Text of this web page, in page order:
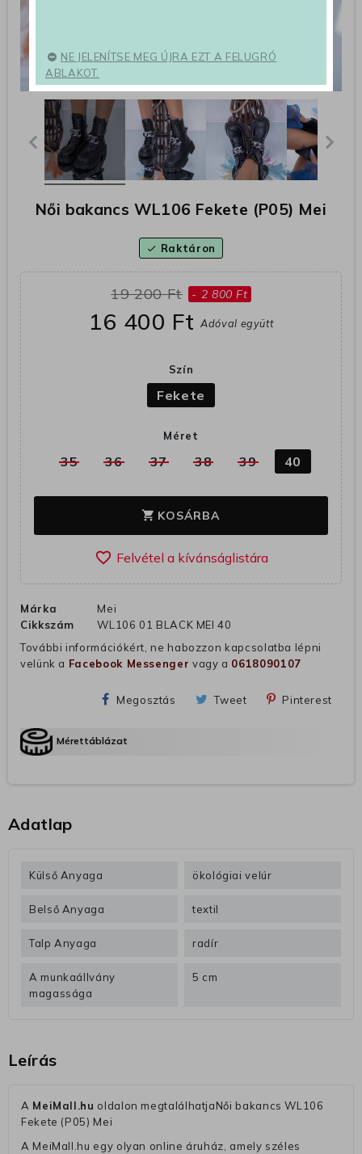
Női bakancs WL106 Fekete (P05) Mei
check Raktáron
19 200 Ft - 2 800 Ft
16 400 FtAdóval együtt
Szín
Fekete
Méret
35 36 37 38 39 40
shopping_cart KOSÁRBA
favorite_border
Márka
Mei
Cikkszám
WL106 01 BLACK MEI 40
További információkért, ne habozzon kapcsolatba lépni
velünk a Facebook Messenger vagy a 0618090107
Megosztás Tweet Pinterest
Mérettáblázat
Adatlap
Külső Anyaga ökológiai velúr
Belső Anyaga textil
Talp Anyaga radír
A munkaállvány
magassága
5 cm
Leírás
A MeiMall.hu oldalon megtalálhatjaNői bakancs WL106
Fekete (P05) Mei
A MeiMall.hu egy olyan online áruház, amely széles
NE JELENÍTSE MEG ÚJRA EZT A FELUGRÓ
ABLAKOT.